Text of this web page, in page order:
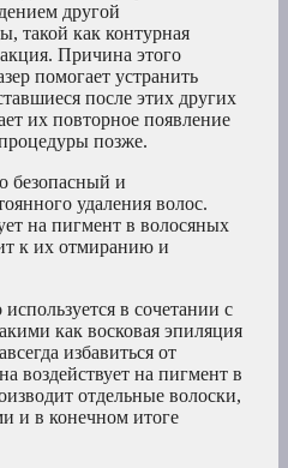
другой
такой как контурная
Причина этого
помогает устранить
после этих других
их повторное появление
позже.
безопасный и
удаления волос.
на пигмент в волосяных
к их отмиранию и
в сочетании с
как восковая эпиляция
избавиться от
воздействует на пигмент в
отдельные волоски,
и в конечном итоге